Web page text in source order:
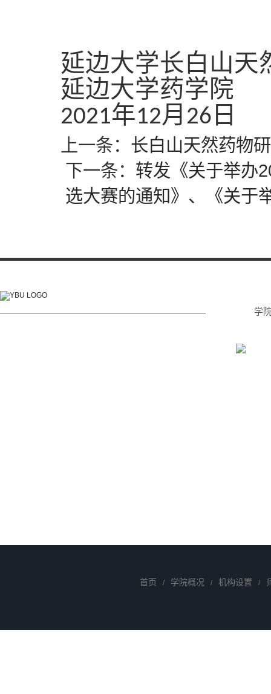
延边大学长白山
延边大学药学院
2021年12月 26 日
上一条： 长白山天然药物
下一条： 转发《关于举办
选大赛的通知》、《关于
学
首页 / 学院概况 / 机构设置 /